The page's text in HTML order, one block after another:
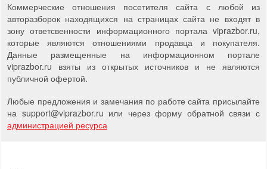
Коммерческие отношения посетителя сайта с любой из
авторазборок находящихся на страницах сайта не входят в
зону ответсвенности информационного портала viprazbor.ru,
которые являются отношениями продавца и покупателя.
Данные размещенные на информационном портале
viprazbor.ru взяты из открытых источников и не являются
публичной офертой.
Любые предложения и замечания по работе сайта присылайте
на support@viprazbor.ru или через форму обратной связи с
администрацией ресурса